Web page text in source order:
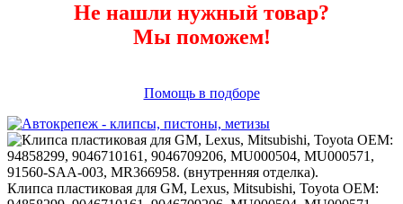
Не нашли нужный товар?
Мы поможем!
Помощь в подборе
Клипса пластиковая для GM, Lexus, Mitsubishi, Toyota ОЕМ: